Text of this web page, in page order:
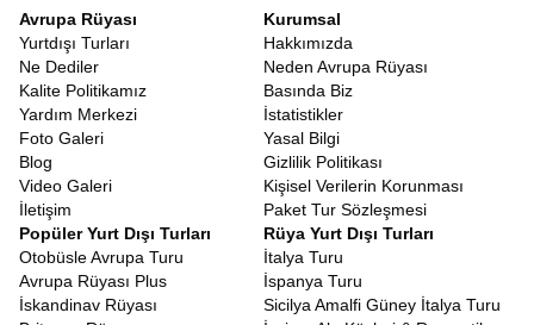
Erken Rezervasyon Balkan Turu Fiyatları
Seyahat sektöründeki en büyük sorunlardan biri, ilk bakışta
görünen fiyat ile turun sonunda harcanan toplam tutar arasındaki
uçurumdur. Biz,
Balkan Turu Fiyatları
konusunda şeffaflığı ilke
edindik. Web sitemizde gördüğünüz rakam, turun ana iskeletini
oluşturur ve gizli maliyet sürprizleriyle karşılaşmazsınız. Tüm
ekstra turların fiyata dahil olması, diğer firmaların ekstra adı
altında topladığı yüzlerce Euro’nun cebinizde kalması demektir.
Fiyat-performans analizi yapıldığında, sunduğumuz hizmetin
kalitesi ve kapsamı, ödediğiniz her kuruşun karşılığını fazlasıyla
verdiğimizi gösterecektir.
Erken rezervasyon Balkan turu
avantajlarını fırsata çevirebilirsiniz.
Adımızdaki rüya kelimesi tesadüf değildir. Katılımcılarımız için
hazırladığımız Balkan Rüyası Tur
konsepti, sadece turistik
Avrupa Rüyası
Yurtdışı Turları
Ne Dediler
Kalite Politikamız
Yardım Merkezi
Foto Galeri
Blog
Video Galeri
İletişim
Kurumsal
Hakkımızda
Neden Avrupa Rüyası
Basında Biz
İstatistikler
Yasal Bilgi
Gizlilik Politikası
Kişisel Verilerin Korunması
Paket Tur Sözleşmesi
Popüler Yurt Dışı Turları
Otobüsle Avrupa Turu
Avrupa Rüyası Plus
İskandinav Rüyası
Rüya Yurt Dışı Turları
İtalya Turu
İspanya Turu
Sicilya Amalfi Güney İtalya Turu